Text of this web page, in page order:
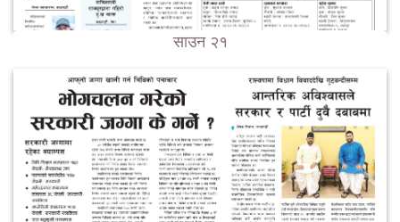
साउन २१